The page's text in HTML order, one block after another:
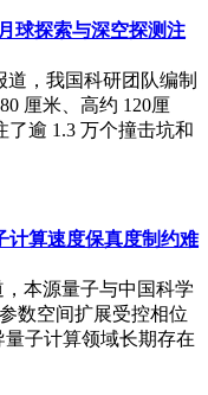
球探索与深空探测注
，我国科研团队编制
厘米、高约 120厘
逾 1.3 万个撞击坑和
计算速度保真度制约难
本源量子与中国科学
数空间扩展受控相位
量子计算领域长期存在